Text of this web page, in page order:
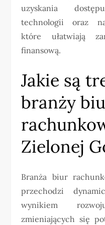
uzyskania
technologii oraz
które ułatwiają
finansową.
Jakie są
branży
Zielonej
Branża biur
przechodzi
wynikiem
zmieniających się